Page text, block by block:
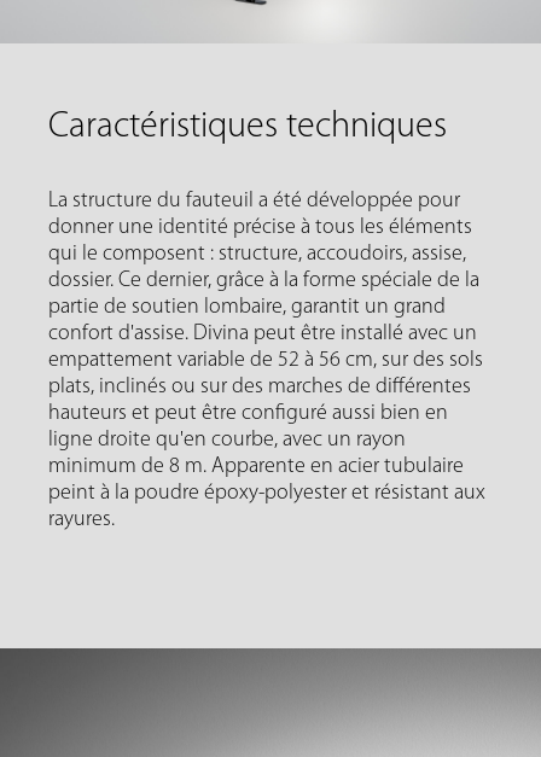
Caractéristiques techniques
La structure du fauteuil a été développée pour
donner une identité précise à tous les éléments
qui le composent : structure, accoudoirs, assise,
dossier. Ce dernier, grâce à la forme spéciale de la
partie de soutien lombaire, garantit un grand
confort d'assise. Divina peut être installé avec un
empattement variable de 52 à 56 cm, sur des sols
plats, inclinés ou sur des marches de différentes
hauteurs et peut être configuré aussi bien en
ligne droite qu'en courbe, avec un rayon
minimum de 8 m. Apparente en acier tubulaire
peint à la poudre époxy-polyester et résistant aux
rayures.